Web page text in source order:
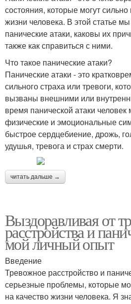
состояния, которые могут
жизни человека. В этой статье
панические атаки, каковы их
также как справиться с ними.
Что такое панические атаки?
Панические атаки - это
сильного страха или тревоги,
вызваны внешними или
время панической атаки
физические и эмоциональные
быстрое сердцебиение, дрожь,
удушья, тревога и страх смерти.
читать дальше →
Выздоравливая от
расстройства и
мой личный опыт
Введение
Тревожное расстройство и
серьезные проблемы, которые
на качество жизни человека. Я